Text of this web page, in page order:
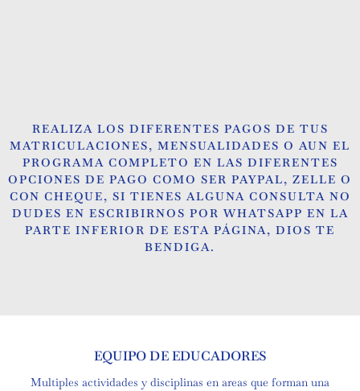
REALIZA LOS DIFERENTES PAGOS DE TUS
MATRICULACIONES, MENSUALIDADES O AUN EL
PROGRAMA COMPLETO EN LAS DIFERENTES
OPCIONES DE PAGO COMO SER PAYPAL, ZELLE O
CON CHEQUE, SI TIENES ALGUNA CONSULTA NO
DUDES EN ESCRIBIRNOS POR WHATSAPP EN LA
PARTE INFERIOR DE ESTA PÁGINA, DIOS TE
BENDIGA.
EQUIPO DE EDUCADORES
Multiples actividades y disciplinas en areas que forman una